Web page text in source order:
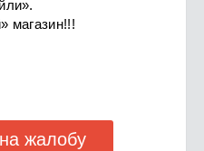
магазин!!!
жалобу